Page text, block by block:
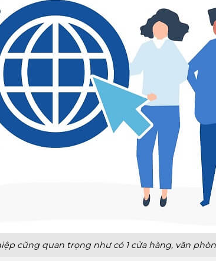
cũng quan trọng như có 1 cửa hàng, văn